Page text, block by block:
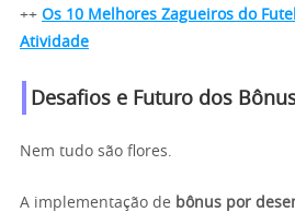
++ Os 10 Melhores Zagueiros do
Atividade
Desafios e Futuro dos
Nem tudo são flores.
A implementação de bônus por